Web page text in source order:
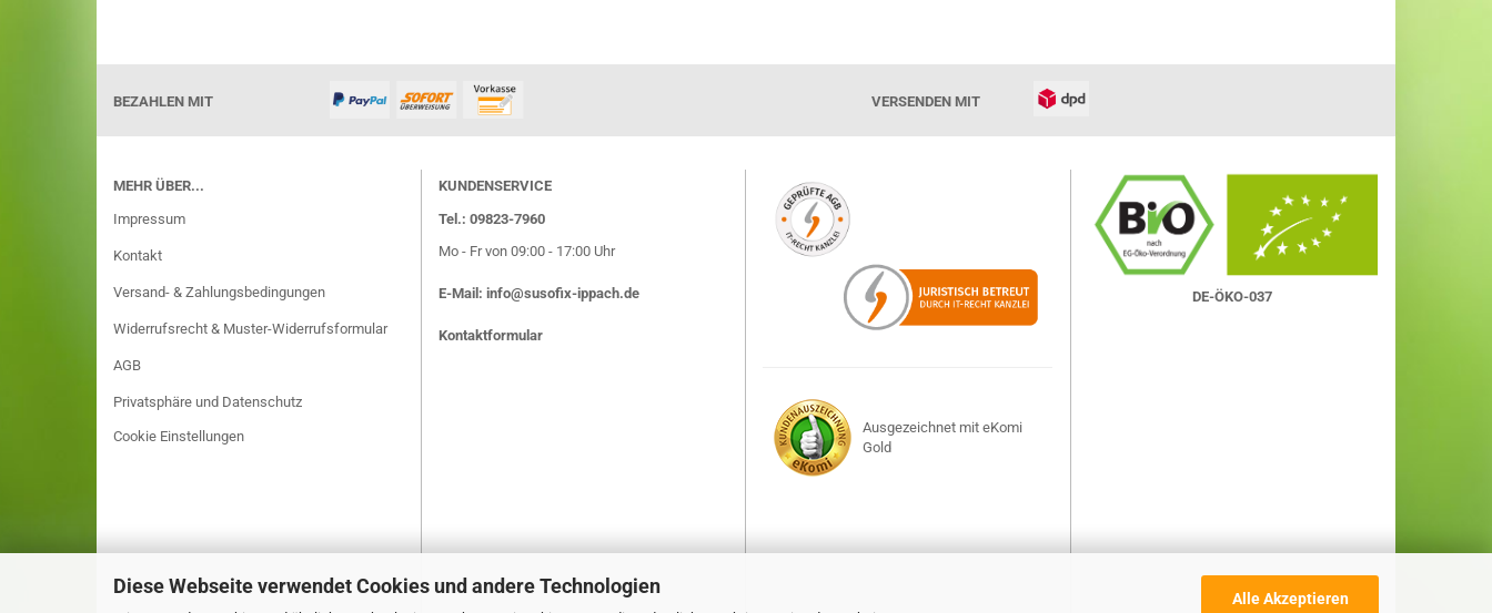
Diese Webseite verwendet Cookies und andere Technologien
Alle Akzeptieren
BEZAHLEN MIT VERSENDEN MIT
MEHR ÜBER...
Impressum
Kontakt
Versand- & Zahlungsbedingungen
Widerrufsrecht & Muster-Widerrufsformular
AGB
Privatsphäre und Datenschutz
Cookie Einstellungen
KUNDENSERVICE
Tel.: 09823-7960
Mo - Fr von 09:00 - 17:00 Uhr
E-Mail: info@susofix-ippach.de
Kontaktformular
Ausgezeichnet mit eKomi
Gold
DE-ÖKO-037